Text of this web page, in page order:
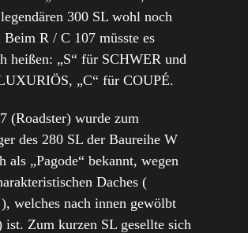
300 SL wohl noch
Beim R / C 107 müsste es
heißen: „S“ für SCHWER und
„C“ für COUPÉ.
(Roadster) wurde zum
des 280 SL der Baureihe W
als „Pagode“ bekannt, wegen
Daches (
welches nach innen gewölbt
ist. Zum kurzen SL gesellte sich